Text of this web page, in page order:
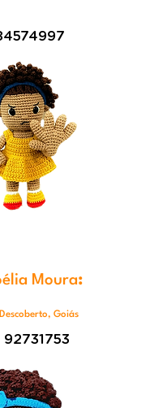
Moura:
Goiás
92731753